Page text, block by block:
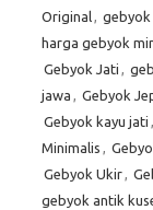
Original, gebyok
harga gebyok
Gebyok Jati ,
jawa , Gebyok
Gebyok kayu jati ,
Minimalis ,
Gebyok Ukir,
gebyok antik